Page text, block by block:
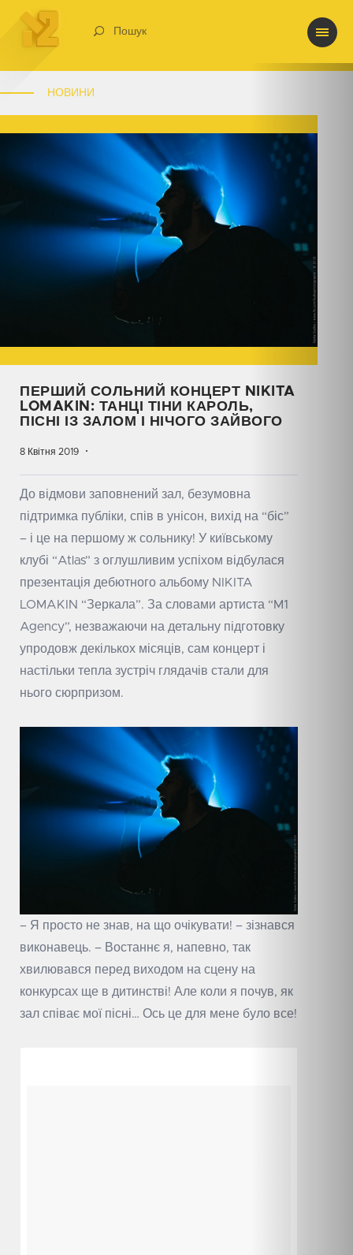
Пошук
НОВИНИ
ПЕРШИЙ СОЛЬНИЙ КОНЦЕРТ NIKITA
LOMAKIN: ТАНЦІ ТІНИ КАРОЛЬ,
ПІСНІ ІЗ ЗАЛОМ І НІЧОГО ЗАЙВОГО
8 Квітня 2019
До відмови заповнений зал, безумовна
підтримка публіки, спів в унісон, вихід на “біс”
– і це на першому ж сольнику! У київському
клубі “Atlas” з оглушливим успіхом відбулася
презентація дебютного альбому NIKITA
LOMAKIN “Зеркала”. За словами артиста “M1
Agency”, незважаючи на детальну підготовку
упродовж декількох місяців, сам концерт і
настільки тепла зустріч глядачів стали для
нього сюрпризом.
– Я просто не знав, на що очікувати! – зізнався
виконавець. – Востаннє я, напевно, так
хвилювався перед виходом на сцену на
конкурсах ще в дитинстві! Але коли я почув, як
зал співає мої пісні… Ось це для мене було все!